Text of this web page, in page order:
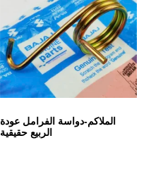
الملاكم-دواسة الفرامل عودة
الربيع حقيقية